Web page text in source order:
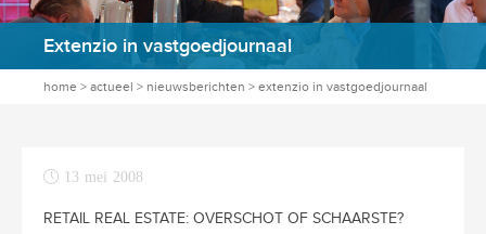
Extenzio in vastgoedjournaal
home > actueel > nieuwsberichten > extenzio in vastgoedjournaal
13 mei 2008
RETAIL REAL ESTATE: OVERSCHOT OF SCHAARSTE?